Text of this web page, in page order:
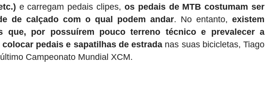
e carregam pedais clipes, os pedais de MTB costumam ser
de calçado com o qual podem andar. No entanto,existem
que, por possuírem pouco terreno técnico e prevalecer a
pedais e sapatilhas de estrada nas suas bicicletas, Tiago
Campeonato Mundial XCM.